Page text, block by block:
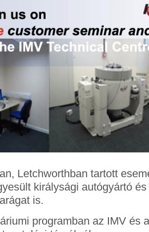
Letchworthban tartott
királysági autógyártó
is.
programban az IMV és